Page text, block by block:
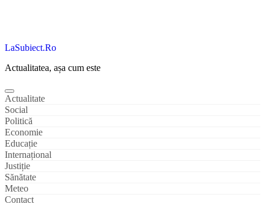
LaSubiect.Ro
Actualitatea, așa cum este
Actualitate
Social
Politică
Economie
Educație
Internațional
Justiție
Sănătate
Meteo
Contact